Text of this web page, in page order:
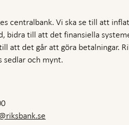
centralbank. Vi ska se till att
bidra till att det finansiella
att det går att göra betalningar.
sedlar och mynt.